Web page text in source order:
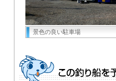
景色の良い駐車場